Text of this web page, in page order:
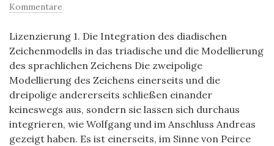
Kommentare
Lizenzierung 1. Die Integration des diadischen
Zeichenmodells in das triadische und die Modellierung
des sprachlichen Zeichens Die zweipolige
Modellierung des Zeichens einerseits und die
dreipolige andererseits schließen einander
keineswegs aus, sondern sie lassen sich durchaus
integrieren, wie Wolfgang und im Anschluss Andreas
gezeigt haben. Es ist einerseits, im Sinne von Peirce